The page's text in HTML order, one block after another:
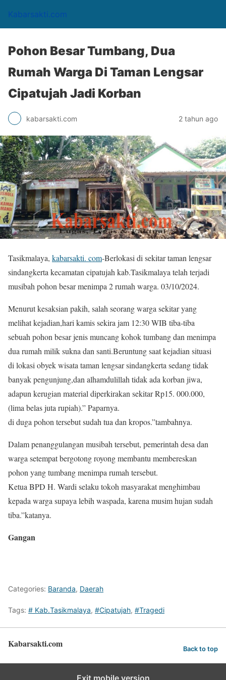
Kabarsakti.com
Pohon Besar Tumbang, Dua
Rumah Warga Di Taman Lengsar
Cipatujah Jadi Korban
kabarsakti.com 2 tahun ago
Tasikmalaya, kabarsakti. com-Berlokasi di sekitar taman lengsar
sindangkerta kecamatan cipatujah kab.Tasikmalaya telah terjadi
musibah pohon besar menimpa 2 rumah warga. 03/10/2024.
Menurut kesaksian pakih, salah seorang warga sekitar yang
melihat kejadian,hari kamis sekira jam 12:30 WIB tiba-tiba
sebuah pohon besar jenis muncang kohok tumbang dan menimpa
dua rumah milik sukna dan santi.Beruntung saat kejadian situasi
di lokasi obyek wisata taman lengsar sindangkerta sedang tidak
banyak pengunjung,dan alhamdulillah tidak ada korban jiwa,
adapun kerugian material diperkirakan sekitar Rp15. 000.000,
(lima belas juta rupiah).” Paparnya.
di duga pohon tersebut sudah tua dan kropos.”tambahnya.
Dalam penanggulangan musibah tersebut, pemerintah desa dan
warga setempat bergotong royong membantu membereskan
pohon yang tumbang menimpa rumah tersebut.
Ketua BPD H. Wardi selaku tokoh masyarakat menghimbau
kepada warga supaya lebih waspada, karena musim hujan sudah
tiba.”katanya.
Gangan
Categories: Baranda, Daerah
Tags: # Kab.Tasikmalaya, #Cipatujah, #Tragedi
Kabarsakti.com Back to top
Exit mobile version